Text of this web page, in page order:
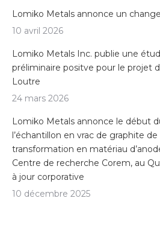
Lomiko Metals annonce un
10 avril 2026
Lomiko Metals Inc. publie une
préliminaire positve pour le projet
Loutre
24 mars 2026
Lomiko Metals annonce le début
l’échantillon en vrac de graphite
transformation en matériau
Centre de recherche Corem, au
à jour corporative
10 décembre 2025